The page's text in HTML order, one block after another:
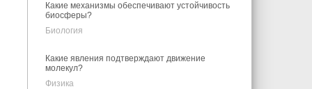
Какие механизмы обеспечивают устойчивость
биосферы?
Биология
Какие явления подтверждают движение
молекул?
Физика